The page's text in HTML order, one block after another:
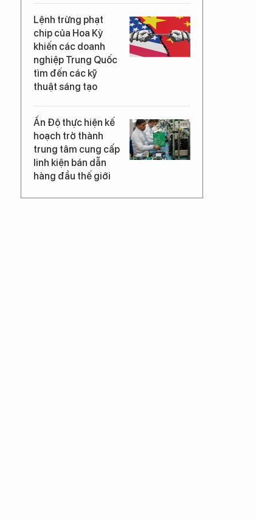
Lệnh trừng phạt
chip của Hoa Kỳ
khiến các doanh
nghiệp Trung Quốc
tìm đến các kỹ
thuật sáng tạo
Ấn Độ thực hiện kế
hoạch trở thành
trung tâm cung cấp
linh kiện bán dẫn
hàng đầu thế giới